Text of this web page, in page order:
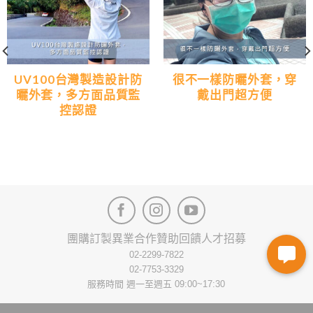
UV100台灣製造設計防
曬外套，多方面品質監
控認證
很不一樣防曬外套，穿
戴出門超方便
團購訂製異業合作贊助回饋人才招募
02-2299-7822
02-7753-3329
服務時間 週一至週五 09:00~17:30